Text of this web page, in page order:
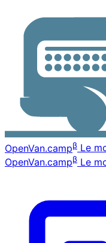
OpenVan.campβ Le
OpenVan.campβ Le